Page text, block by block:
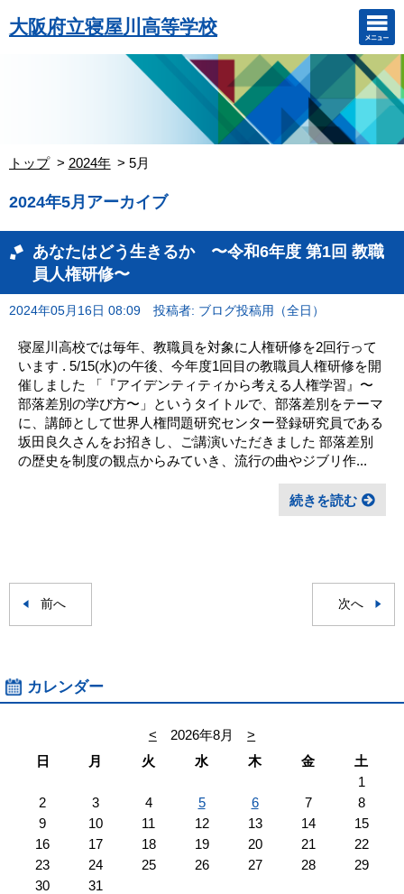
大阪府立寝屋川高等学校
トップ 2024年 5月
2024年5月アーカイブ
あなたはどう生きるか 〜令和6年度 第1回 教職
員人権研修〜
2024年05月16日 08:09 投稿者: ブログ投稿用（全日）
寝屋川高校では毎年、教職員を対象に人権研修を2回行って
います . 5/15(水)の午後、今年度1回目の教職員人権研修を開
催しました 「『アイデンティティから考える人権学習』〜
部落差別の学び方〜」というタイトルで、部落差別をテーマ
に、講師として世界人権問題研究センター登録研究員である
坂田良久さんをお招きし、ご講演いただきました 部落差別
の歴史を制度の観点からみていき、流行の曲やジブリ作...
続きを読む
前へ 次へ
カレンダー
< 2026年8月
>
日
月 火 水 木 金
土
1
2
3 4 5 6 7
8
9
10 11 12 13 14
15
16
17 18 19 20 21
22
23
24 25 26 27 28
29
30
31